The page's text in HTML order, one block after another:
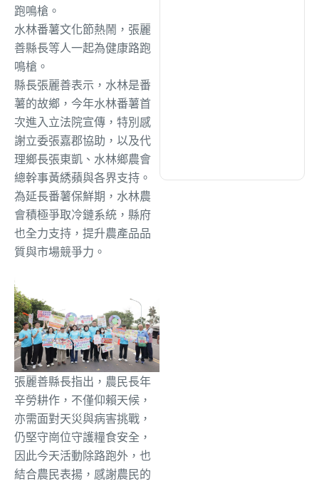
水林番薯文化節熱鬧，張麗
善縣長等人一起為健康路跑
鳴槍。
縣長張麗善表示，水林是番
薯的故鄉，今年水林番薯首
次進入立法院宣傳，特別感
謝立委張嘉郡協助，以及代
理鄉長張東凱、水林鄉農會
總幹事黃綉蘋與各界支持。
為延長番薯保鮮期，水林農
會積極爭取冷鏈系統，縣府
也全力支持，提升農產品品
質與市場競爭力。
張麗善縣長指出，農民長年
辛勞耕作，不僅仰賴天候，
亦需面對天災與病害挑戰，
仍堅守崗位守護糧食安全，
因此今天活動除路跑外，也
結合農民表揚，感謝農民的